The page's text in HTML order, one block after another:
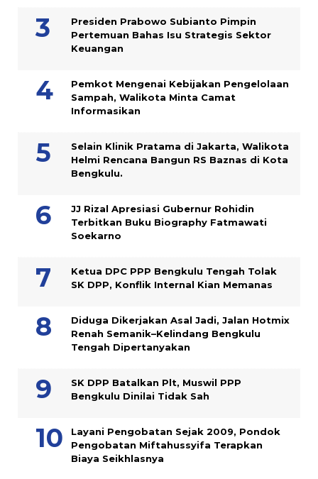
Presiden Prabowo Subianto Pimpin
Pertemuan Bahas Isu Strategis Sektor
Keuangan
Pemkot Mengenai Kebijakan Pengelolaan
Sampah, Walikota Minta Camat
Informasikan
Selain Klinik Pratama di Jakarta, Walikota
Helmi Rencana Bangun RS Baznas di Kota
Bengkulu.
JJ Rizal Apresiasi Gubernur Rohidin
Terbitkan Buku Biography Fatmawati
Soekarno
Ketua DPC PPP Bengkulu Tengah Tolak
SK DPP, Konflik Internal Kian Memanas
Diduga Dikerjakan Asal Jadi, Jalan Hotmix
Renah Semanik–Kelindang Bengkulu
Tengah Dipertanyakan
SK DPP Batalkan Plt, Muswil PPP
Bengkulu Dinilai Tidak Sah
Layani Pengobatan Sejak 2009, Pondok
Pengobatan Miftahussyifa Terapkan
Biaya Seikhlasnya